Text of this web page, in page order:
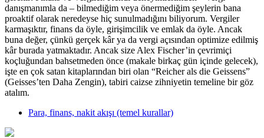
danışmanımla da – bilmediğim veya önermediğim şeylerin bana
proaktif olarak neredeyse hiç sunulmadığını biliyorum. Vergiler
karmaşıktır, finans da öyle, girişimcilik ve emlak da öyle. Ancak
buna değer, çünkü gerçek kâr ya da vergi açısından optimize edilmiş
kâr burada yatmaktadır. Ancak size Alex Fischer’in çevrimiçi
koçluğundan bahsetmeden önce (makale birkaç gün içinde gelecek),
işte en çok satan kitaplarından biri olan “Reicher als die Geissens”
(Geisses’ten Daha Zengin), tabiri caizse zihniyetin temeline bir göz
atalım.
Para, finans, nakit akışı (temel kurallar)